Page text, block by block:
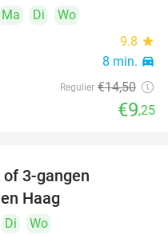
Ma Di
Wo
9.8 star
8 min. directions_car
Regulier €14,50
€9,25
3-gangen
Haag
Di
Wo